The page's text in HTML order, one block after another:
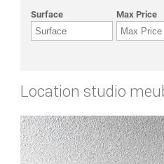
Surface Max Price
Location studio